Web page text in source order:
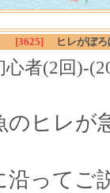
[3625]
ヒレがぼ
心者(2回)-
のヒレが
沿ってご